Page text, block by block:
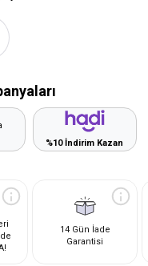
%10 İndirim Kazan
14 Gün İade
Garantisi